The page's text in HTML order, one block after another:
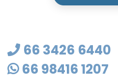
66 3426 6440
66 98416 1207